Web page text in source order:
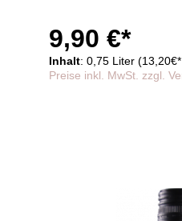
9,90 €*
Inhalt: 0,75 Liter
Preise inkl. MwSt. zzgl.